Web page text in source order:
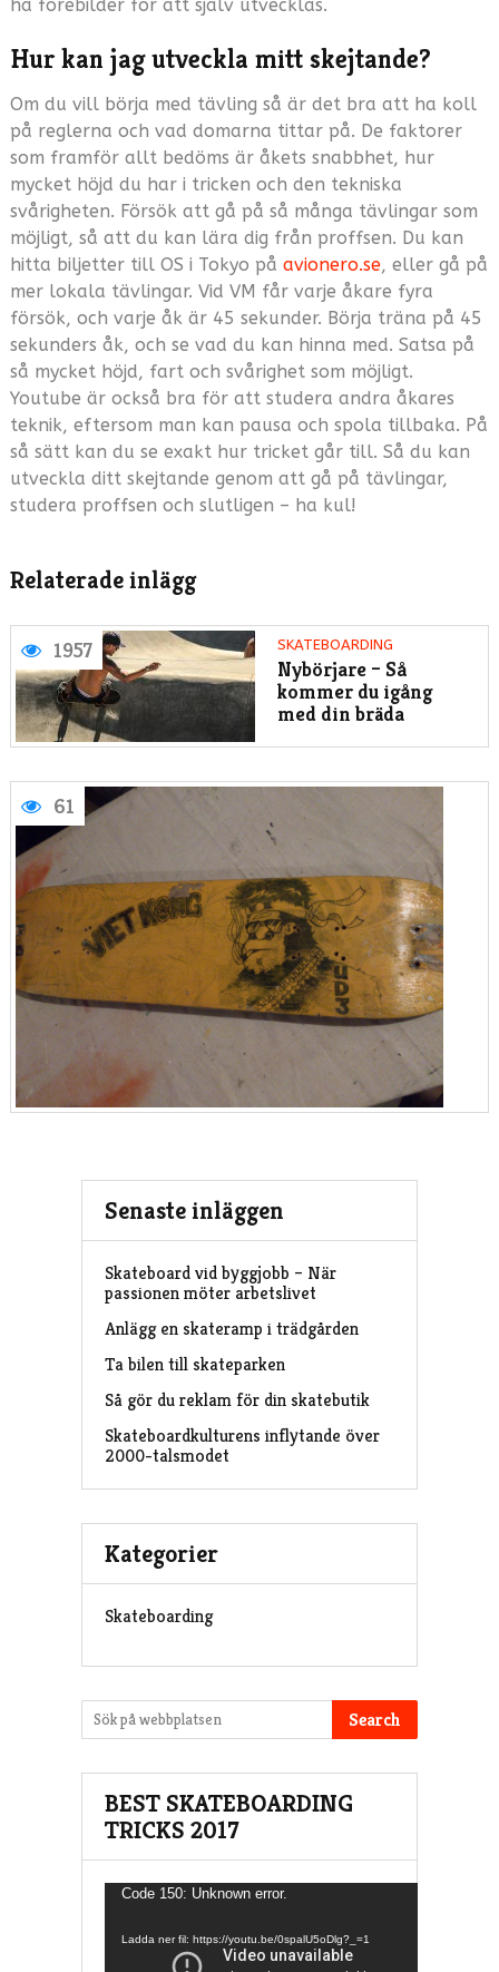
ha förebilder för att själv utvecklas.
Hur kan jag utveckla mitt skejtande?
Om du vill börja med tävling så är det bra att ha koll
på reglerna och vad domarna tittar på. De faktorer
som framför allt bedöms är åkets snabbhet, hur
mycket höjd du har i tricken och den tekniska
svårigheten. Försök att gå på så många tävlingar som
möjligt, så att du kan lära dig från proffsen. Du kan
hitta biljetter till OS i Tokyo på avionero.se, eller gå på
mer lokala tävlingar. Vid VM får varje åkare fyra
försök, och varje åk är 45 sekunder. Börja träna på 45
sekunders åk, och se vad du kan hinna med. Satsa på
så mycket höjd, fart och svårighet som möjligt.
Youtube är också bra för att studera andra åkares
teknik, eftersom man kan pausa och spola tillbaka. På
så sätt kan du se exakt hur tricket går till. Så du kan
utveckla ditt skejtande genom att gå på tävlingar,
studera proffsen och slutligen – ha kul!
Relaterade inlägg
1957 SKATEBOARDING
Nybörjare – Så
kommer du igång
med din bräda
61
Senaste inläggen
Skateboard vid byggjobb – När
passionen möter arbetslivet
Anlägg en skateramp i trädgården
Ta bilen till skateparken
Så gör du reklam för din skatebutik
Skateboardkulturens inflytande över
2000-talsmodet
Kategorier
Skateboarding
Search
BEST SKATEBOARDING
TRICKS 2017
Videospelare
Code 150: Unknown error.
Ladda ner fil: https://youtu.be/0spalU5oDlg?_=1